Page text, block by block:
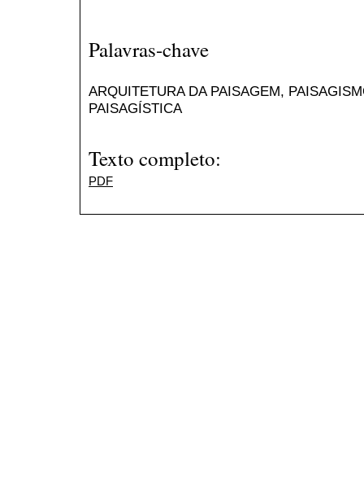
Palavras-chave
ARQUITETURA DA PAISAGEM,
PAISAGÍSTICA
Texto completo:
PDF